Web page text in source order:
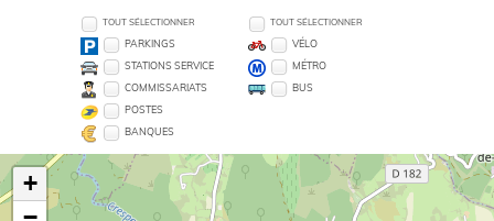
TOUT SÉLECTIONNER
PARKINGS
STATIONS SERVICE
COMMISSARIATS
POSTES
BANQUES
TOUT SÉLECTIONNER
VÉLO
MÉTRO
BUS
+